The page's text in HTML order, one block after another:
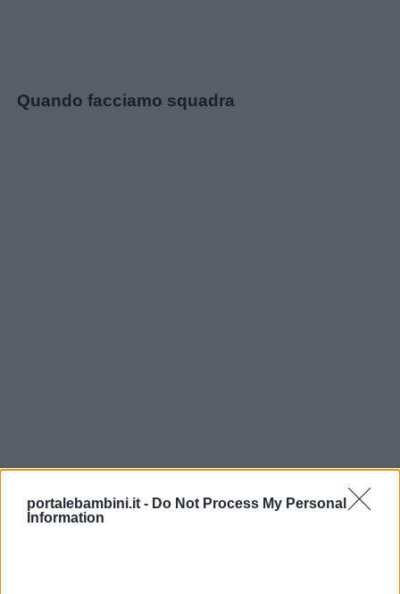
portalebambini.it - Do Not Process My Personal
Information
Quando facciamo squadra